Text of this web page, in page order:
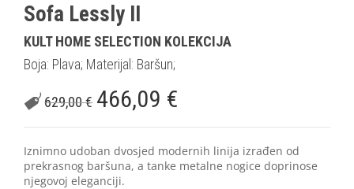
Sofa Lessly II
KULT HOME SELECTION KOLEKCIJA
Boja: Plava; Materijal: Baršun;
629,00€ 466,09 €
Iznimno udoban dvosjed modernih linija izrađen od
prekrasnog baršuna, a tanke metalne nogice doprinose
njegovoj eleganciji.